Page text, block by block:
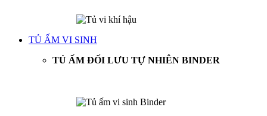
TỦ ẤM VI SINH
TỦ ẤM ĐỐI LƯU TỰ NHIÊN BINDER